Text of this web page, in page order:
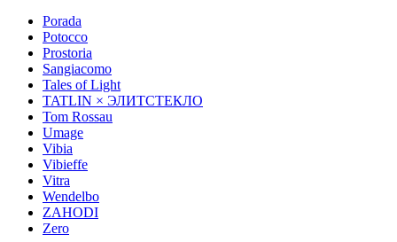
Porada
Potocco
Prostoria
Sangiacomo
Tales of Light
TATLIN × ЭЛИТСТЕКЛО
Tom Rossau
Umage
Vibia
Vibieffe
Vitra
Wendelbo
ZAHODI
Zero